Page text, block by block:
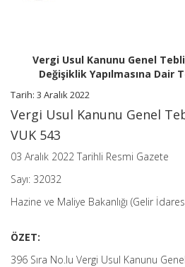
Vergi Usul Kanunu Genel
Değişiklik Yapılmasına Dair
Tarih: 3 Aralık 2022
Vergi Usul Kanunu Genel
VUK 543
03 Aralık 2022 Tarihli Resmi Gazete
Sayı: 32032
Hazine ve Maliye Bakanlığı (Gelir
ÖZET:
396 Sıra No.lu Vergi Usul Kanunu